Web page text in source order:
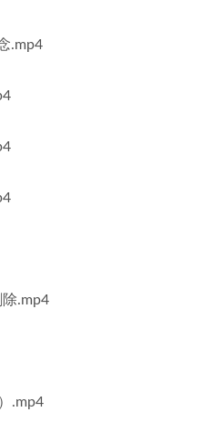
.mp4
.mp4
.mp4